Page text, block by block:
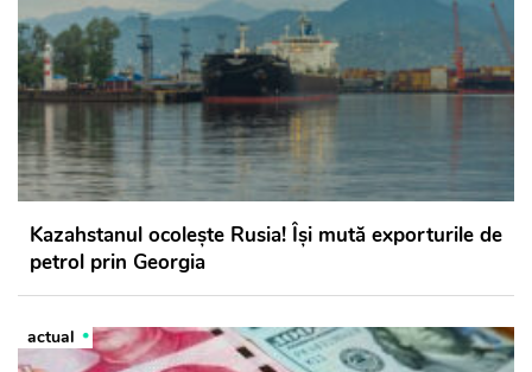
Kazahstanul ocolește Rusia! Își mută exporturile de
petrol prin Georgia
actual